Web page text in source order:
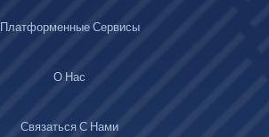
Платформенные Сервисы
О Нас
Связаться С Нами